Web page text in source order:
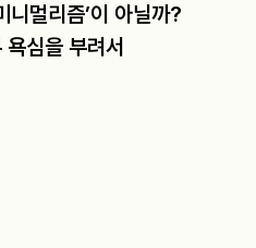
니멀리즘’이 아닐까?
심을 부려서